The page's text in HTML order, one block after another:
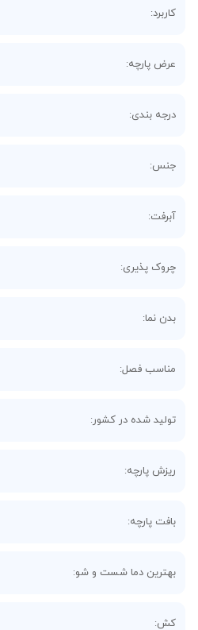
کاربرد:
عرض پارچه:
درجه بندی:
جنس:
آبرفت:
چروک پذیری:
بدن نما:
مناسب فصل:
تولید شده در کشور:
ریزش پارچه:
بافت پارچه:
بهترین دما شست و شو:
کش: